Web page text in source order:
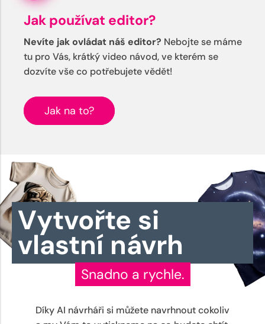
Jak používat editor?
Nevíte jak ovládat náš editor? Nebojte se máme
tu pro Vás, krátký video návod, ve kterém se
dozvíte vše co potřebujete vědět!
Jak na to?
Vytvořte si
vlastní návrh
Snadno a rychle.
Díky AI návrháři si můžete navrhnout cokoliv